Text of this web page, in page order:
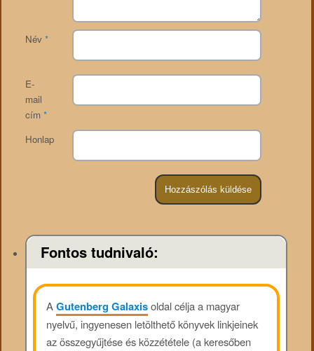
Név *
E-
mail
cím *
Honlap
Fontos tudnivaló:
AGutenberg Galaxisoldal célja a magyar
nyelvű, ingyenesen letölthető könyvek linkjeinek
az összegyűjtése és közzététele (a keresőben